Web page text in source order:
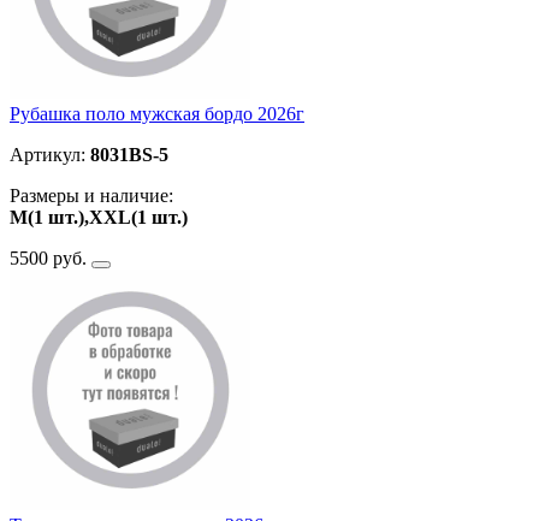
Рубашка поло мужская бордо 2026г
Артикул: 8031BS-5
Размеры и наличие:
M(1 шт.),ХXL(1 шт.)
5500 руб.